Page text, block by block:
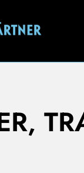
im Personal- und